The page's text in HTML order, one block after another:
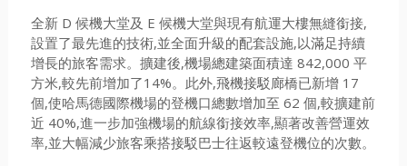
全新 D 候機大堂及 E 候機大堂與現有航運大樓無縫銜接,
設置了最先進的技術,並全面升級的配套設施,以滿足持續
增長的旅客需求。擴建後,機場總建築面積達 842,000 平
方米,較先前增加了14%。此外,飛機接駁廊橋已新增 17
個,使哈馬德國際機場的登機口總數增加至 62 個,較擴建前
近 40%,進一步加強機場的航線銜接效率,顯著改善營運效
率,並大幅減少旅客乘搭接駁巴士往返較遠登機位的次數。